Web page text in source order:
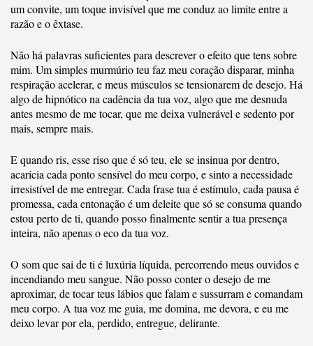
um convite, um toque invisível que me conduz ao limite entre a
razão e o êxtase.
Não há palavras suficientes para descrever o efeito que tens sobre
mim. Um simples murmúrio teu faz meu coração disparar, minha
respiração acelerar, e meus músculos se tensionarem de desejo. Há
algo de hipnótico na cadência da tua voz, algo que me desnuda
antes mesmo de me tocar, que me deixa vulnerável e sedento por
mais, sempre mais.
E quando ris, esse riso que é só teu, ele se insinua por dentro,
acaricia cada ponto sensível do meu corpo, e sinto a necessidade
irresistível de me entregar. Cada frase tua é estímulo, cada pausa é
promessa, cada entonação é um deleite que só se consuma quando
estou perto de ti, quando posso finalmente sentir a tua presença
inteira, não apenas o eco da tua voz.
O som que sai de ti é luxúria líquida, percorrendo meus ouvidos e
incendiando meu sangue. Não posso conter o desejo de me
aproximar, de tocar teus lábios que falam e sussurram e comandam
meu corpo. A tua voz me guia, me domina, me devora, e eu me
deixo levar por ela, perdido, entregue, delirante.